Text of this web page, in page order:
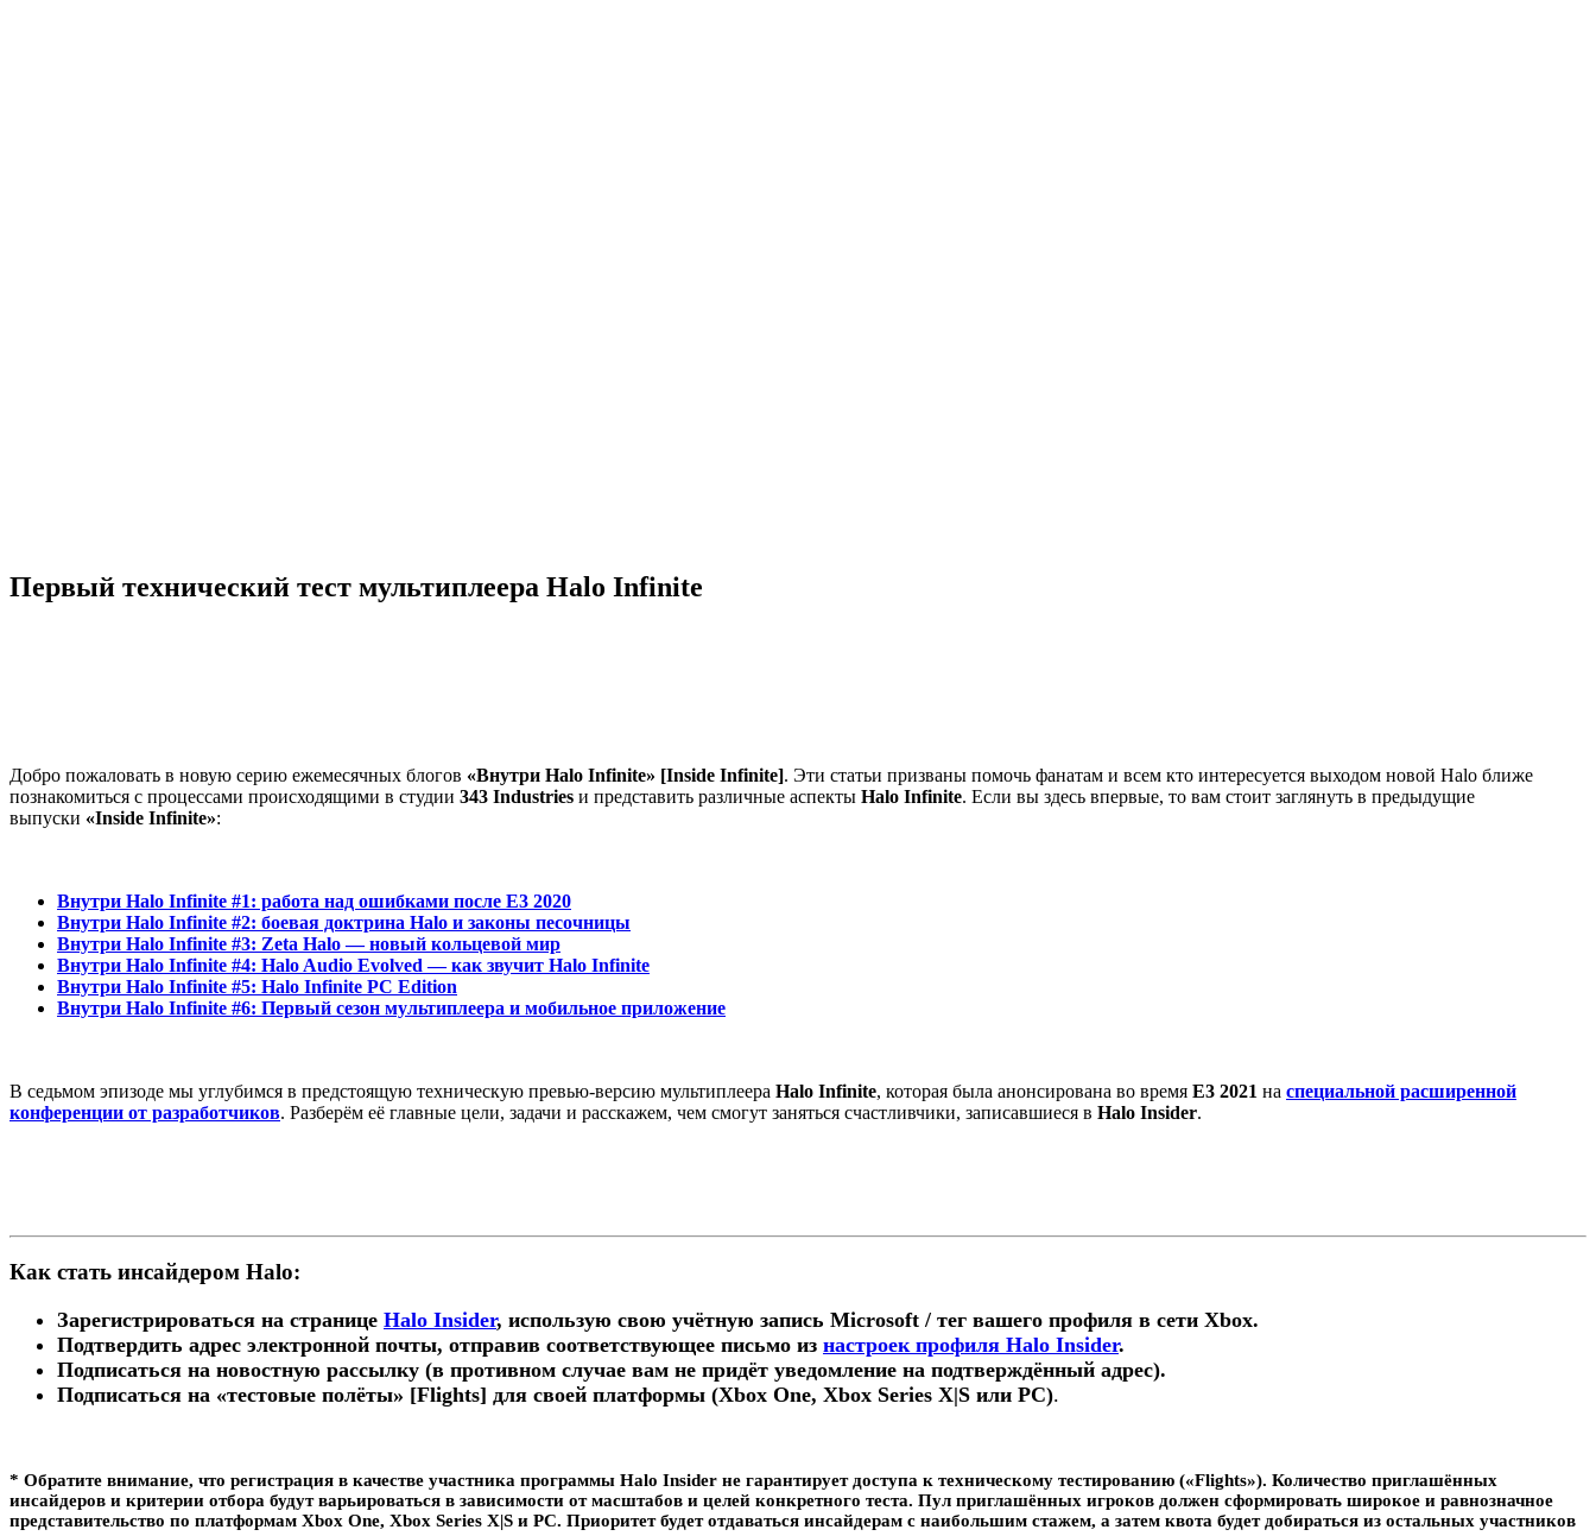
Первый технический тест мультиплеера Halo Infinite
Добро пожаловать в новую серию ежемесячных блогов «Внутри Halo Infinite» [Inside Infinite]. Эти статьи призваны помочь фанатам и всем кто интересуется выходом новой Halo ближе
познакомиться с процессами происходящими в студии 343 Industries и представить различные аспекты Halo Infinite. Если вы здесь впервые, то вам стоит заглянуть в предыдущие
выпуски «Inside Infinite»:
Внутри Halo Infinite #1: работа над ошибками после E3 2020
Внутри Halo Infinite #2: боевая доктрина Halo и законы песочницы
Внутри Halo Infinite #3: Zeta Halo —новый кольцевой мир
Внутри Halo Infinite #4: Halo Audio Evolved — как звучит Halo Infinite
Внутри Halo Infinite #5: Halo Infinite PC Edition
Внутри Halo Infinite #6: Первый сезон мультиплеера и мобильное приложение
В седьмом эпизоде мы углубимся в предстоящую техническую превью-версию мультиплеера Halo Infinite, которая была анонсирована во время E3 2021 на специальной расширенной
конференции от разработчиков. Разберём её главные цели, задачи и расскажем, чем смогут заняться счастливчики, записавшиеся в Halo Insider.
Как стать инсайдером Halo:
Зарегистрироваться на странице Halo Insider, использую свою учётную запись Microsoft / тег вашего профиля в сети Xbox.
Подтвердить адрес электронной почты, отправив соответствующее письмо из настроек профиля Halo Insider.
Подписаться на новостную рассылку (в противном случае вам не придёт уведомление на подтверждённый адрес).
Подписаться на «тестовые полёты» [Flights] для своей платформы (Xbox One, Xbox Series X|S или PC).
* Обратите внимание, что регистрация в качестве участника программы Halo Insider не гарантирует доступа к техническому тестированию («Flights»). Количество приглашённых
инсайдеров и критерии отбора будут варьироваться в зависимости от масштабов и целей конкретного теста. Пул приглашённых игроков должен сформировать широкое и равнозначное
представительство по платформам Xbox One, Xbox Series X|S и PC. Приоритет будет отдаваться инсайдерам с наибольшим стажем, а затем квота будет добираться из остальных участников